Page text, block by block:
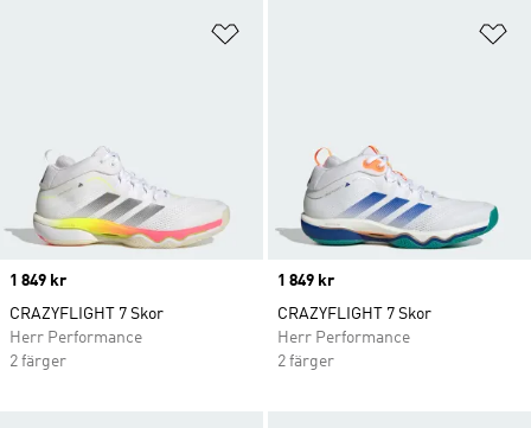
Price
1 849 kr
CRAZYFLIGHT 7 Skor
Herr Performance
2 färger
Price
1 849 kr
CRAZYFLIGHT 7 Skor
Herr Performance
2 färger